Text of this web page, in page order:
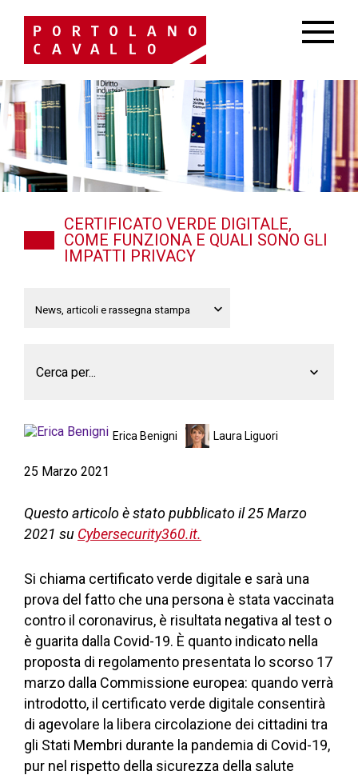
CERTIFICATO VERDE DIGITALE,
COME FUNZIONA E QUALI SONO GLI
IMPATTI PRIVACY
Cerca per...
Erica Benigni Laura Liguori
25 Marzo 2021
Questo articolo è stato pubblicato il25 Marzo
2021 su Cybersecurity360.it.
Si chiama certificato verde digitale e sarà una
prova del fatto che una persona è stata vaccinata
contro il coronavirus, è risultata negativa al test o
è guarita dalla Covid-19. È quanto indicato nella
proposta di regolamento presentata lo scorso 17
marzo dalla Commissione europea: quando verrà
introdotto, il certificato verde digitale consentirà
di agevolare la libera circolazione dei cittadini tra
gli Stati Membri durante la pandemia di Covid-19,
pur nel rispetto della sicurezza della salute